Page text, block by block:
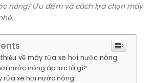
nóng? Ưu điểm và cách lựa chọn máy
về máy rửa xe hơi nước nóng
nước nóng áp lực là gì?
rửa xe hơi nước nóng